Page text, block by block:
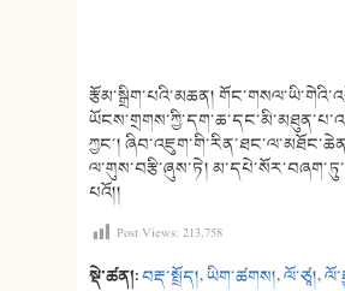
རྩོམ་སྒྲིག་པའི་མཆན།
ཀྱང་།
ལ་གུས་བརྩི་ཞུས་ཏེ།
པའོ།།
Post Views: 213,758
སྡེ་ཚན།:བརྡ་སྤྲོད།,ཡིག་ཚགས།,ལོ་ཙཱ།,